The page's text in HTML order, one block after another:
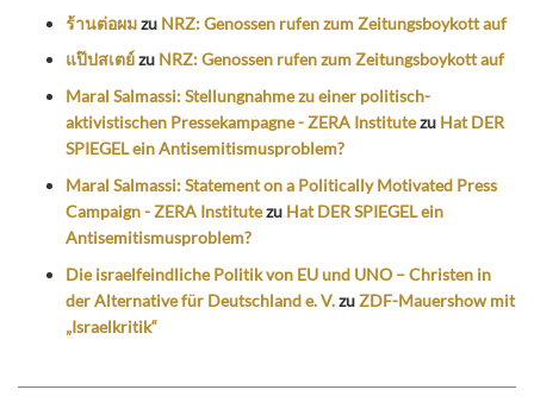
ร้านต่อผมzu NRZ: Genossen rufen zum Zeitungsboykott auf
แป๊ปสเตย์zu NRZ: Genossen rufen zum Zeitungsboykott auf
Maral Salmassi: Stellungnahme zu einer politisch-
aktivistischen Pressekampagne - ZERA Institutezu Hat DER
SPIEGEL ein Antisemitismusproblem?
Maral Salmassi: Statement on a Politically Motivated Press
Campaign - ZERA Institutezu Hat DER SPIEGEL ein
Antisemitismusproblem?
Die israelfeindliche Politik von EU und UNO – Christen in
der Alternative für Deutschland e. V.zuZDF-Mauershow mit
„Israelkritik“